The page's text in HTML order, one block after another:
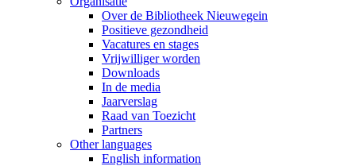
Over de Bibliotheek Nieuwegein
Positieve gezondheid
Vacatures en stages
Vrijwilliger worden
Downloads
In de media
Jaarverslag
Raad van Toezicht
Partners
Other languages
English information